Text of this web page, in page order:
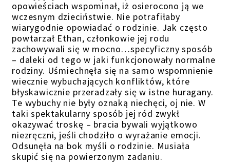
opowieściach wspominał, iż osierocono ją we
wczesnym dzieciństwie. Nie potrafiłaby
wiarygodnie opowiadać o rodzinie. Jak często
powtarzał Ethan, członkowie jej rodu
zachowywali się w mocno…specyficzny sposób
– daleki od tego w jaki funkcjonowały normalne
rodziny. Uśmiechnęła się na samo wspomnienie
wiecznie wybuchających konfliktów, które
błyskawicznie przeradzały się w istne huragany.
Te wybuchy nie były oznaką niechęci, oj nie. W
taki spektakularny sposób jej ród zwykł
okazywać troskę – bracia bywali wyjątkowo
niezręczni, jeśli chodziło o wyrażanie emocji.
Odsunęła na bok myśli o rodzinie. Musiała
skupić się na powierzonym zadaniu.